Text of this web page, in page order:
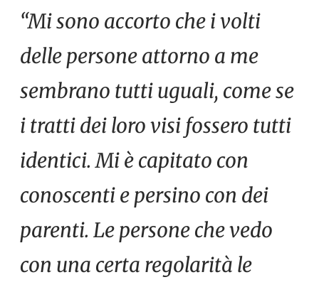
“Mi sono accorto che i volti
delle persone attorno a me
sembrano tutti uguali, come se
i tratti dei loro visi fossero tutti
identici. Mi è capitato con
conoscenti e persino con dei
parenti. Le persone che vedo
con una certa regolarità le